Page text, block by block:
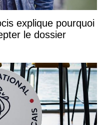
explique pourquoi
le dossier